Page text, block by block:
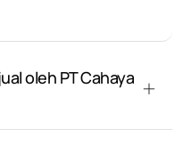
oleh PT Cahaya